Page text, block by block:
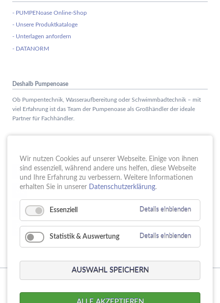
- PUMPENoase Online-Shop
- Unsere Produktkataloge
- Unterlagen anfordern
- DATANORM
Deshalb Pumpenoase
Ob Pumpentechnik, Wasseraufbereitung oder Schwimmbadtechnik – mit
viel Erfahrung ist das Team der Pumpenoase als Großhändler der ideale
Partner für Fachhändler.
15. Schule trifft Wirtschaft bei der PUMPENoase!
18. Vortrag IT-Sicherheit
16 Jahre PUMPENoase
23.
Datenschutz Impressum AGB
Wir nutzen Cookies auf unserer Webseite. Einige von ihnen
sind essenziell, während andere uns helfen, diese Webseite
und Ihre Erfahrung zu verbessern. Weitere Informationen
erhalten Sie in unserer Datenschutzerklärung.
Essenziell Details einblenden
Statistik & Auswertung Details einblenden
AUSWAHL SPEICHERN